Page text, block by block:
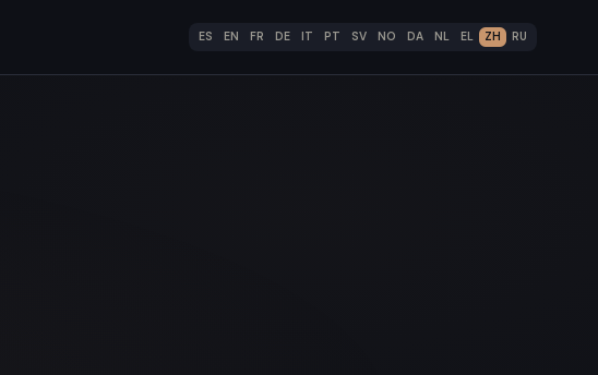
ES EN FR DE IT PT SV NO DA NL EL ZH RU